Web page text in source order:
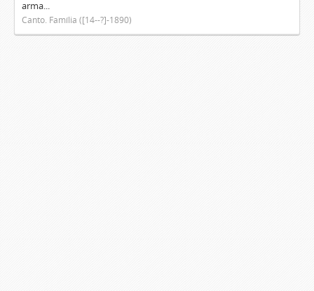
arma...
Canto. Família ([14--?]-1890)